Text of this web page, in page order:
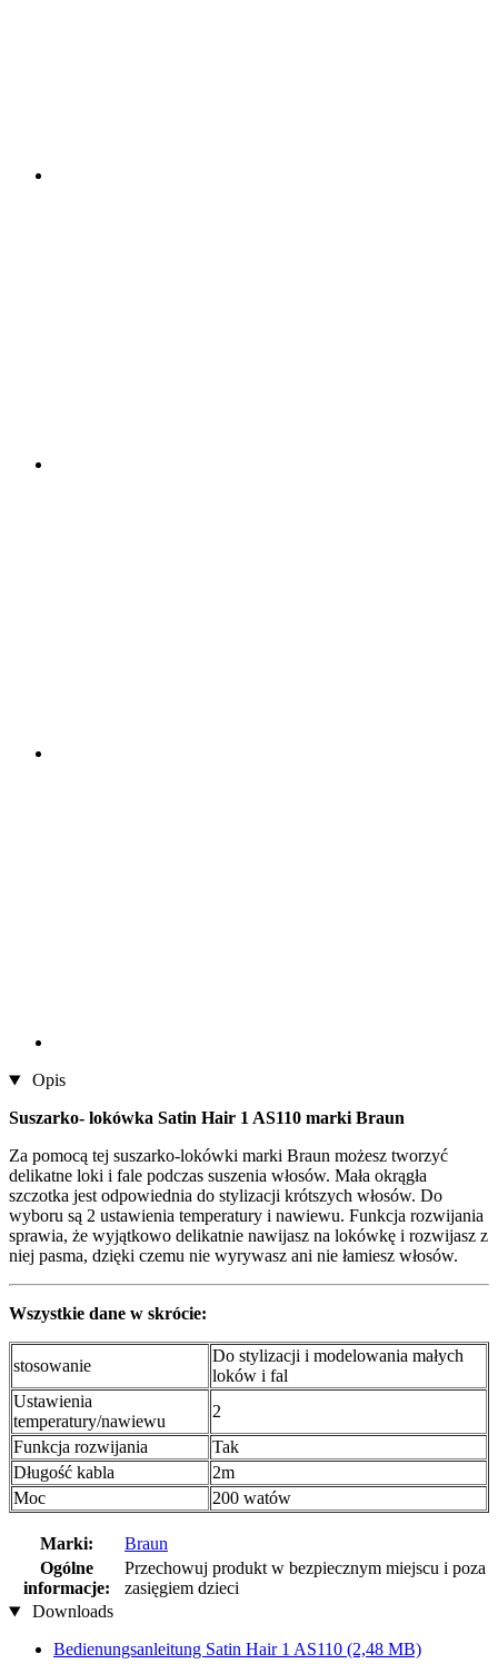
Opis
Suszarko- lokówka Satin Hair 1 AS110 marki Braun
Za pomocą tej suszarko-lokówki marki Braun możesz tworzyć
delikatne loki i fale podczas suszenia włosów. Mała okrągła
szczotka jest odpowiednia do stylizacji krótszych włosów. Do
wyboru są 2 ustawienia temperatury i nawiewu. Funkcja rozwijania
sprawia, że wyjątkowo delikatnie nawijasz na lokówkę i rozwijasz z
niej pasma, dzięki czemu nie wyrywasz ani nie łamiesz włosów.
Wszystkie dane w skrócie:
stosowanie
Do stylizacji i modelowania małych
loków i fal
Ustawienia
temperatury/nawiewu
2
Funkcja rozwijania
Tak
Długość kabla
2m
Moc
200 watów
Marki:
Braun
Ogólne
informacje:
Przechowuj produkt w bezpiecznym miejscu i poza
zasięgiem dzieci
Downloads
Bedienungsanleitung Satin Hair 1 AS110 (2,48 MB)